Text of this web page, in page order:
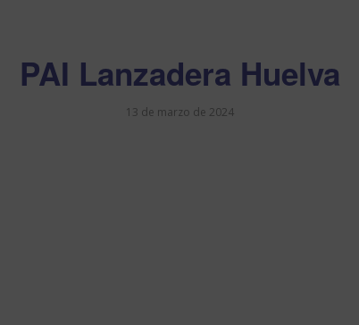
PAI Lanzadera Huelva
13 de marzo de 2024